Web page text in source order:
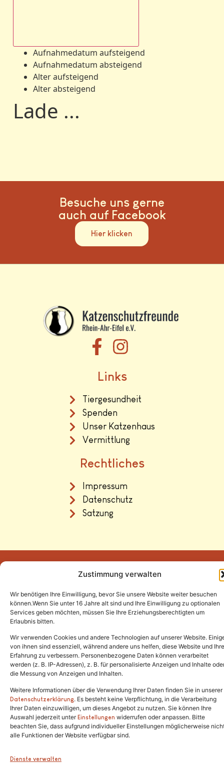
Zustimmung verwalten
Wir benötigen Ihre Einwilligung, bevor Sie unsere Website weiter besuchen
können.Wenn Sie unter 16 Jahre alt sind und Ihre Einwilligung zu optionalen
Services geben möchten, müssen Sie Ihre Erziehungsberechtigten um
Erlaubnis bitten.
Wir verwenden Cookies und andere Technologien auf unserer Website.
von ihnen sind essenziell, während andere uns helfen, diese Website und Ihre
Erfahrung zu verbessern. Personenbezogene Daten können verarbeitet
werden (z. B. IP-Adressen), z. B. für personalisierte Anzeigen und Inhalte
die Messung von Anzeigen und Inhalten.
Weitere Informationen über die Verwendung Ihrer Daten finden Sie in unserer
Datenschutzerklärung. Es besteht keine Verpflichtung, in die Verarbeitung
Ihrer Daten einzuwilligen, um dieses Angebot zu nutzen. Sie können Ihre
Auswahl jederzeit unterEinstellungen widerrufen oder anpassen. Bitte
beachten Sie, dass aufgrund individueller Einstellungen möglicherweise
alle Funktionen der Website verfügbar sind.
Dienste verwalten
Aufnahmedatum aufsteigend
Aufnahmedatum absteigend
Alter aufsteigend
Alter absteigend
Lade ...
Besuche uns gerne
auch auf Facebook
Hier klicken
Links
Tiergesundheit
Spenden
Unser Katzenhaus
Vermittlung
Rechtliches
Impressum
Datenschutz
Satzung
Copyright © 2024. Alle Rechte vorbehalten.
Tel.:(02646) 915928
info@katzenschutzfreunde.de
Im Brandenfeld 22
53426 Schalkenbach